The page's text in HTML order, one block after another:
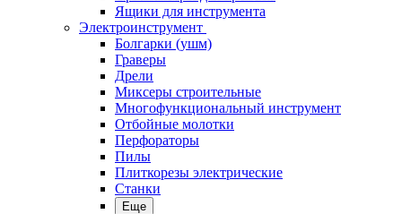
Ящики для инструмента
Электроинструмент
Болгарки (ушм)
Граверы
Дрели
Миксеры строительные
Многофункциональный инструмент
Отбойные молотки
Перфораторы
Пилы
Плиткорезы электрические
Станки
Еще